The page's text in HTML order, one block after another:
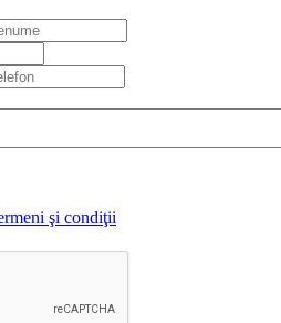
şi condiţii